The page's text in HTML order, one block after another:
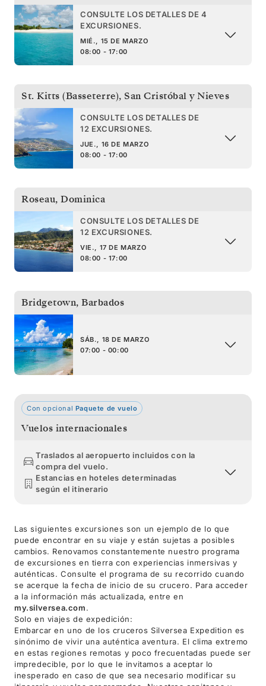
CONSULTE LOS DETALLES DE 4
EXCURSIONES.
MIÉ., 15 DE MARZO
08:00 - 17:00
St. Kitts (Basseterre), San Cristóbal y Nieves
CONSULTE LOS DETALLES DE
12 EXCURSIONES.
JUE., 16 DE MARZO
08:00 - 17:00
Roseau, Dominica
CONSULTE LOS DETALLES DE
12 EXCURSIONES.
VIE., 17 DE MARZO
08:00 - 17:00
Bridgetown, Barbados
SÁB., 18 DE MARZO
07:00 - 00:00
Con opcional Paquete de vuelo
Vuelos internacionales
Traslados al aeropuerto incluidos con la
compra del vuelo.
Estancias en hoteles determinadas
según el itinerario
Las siguientes excursiones son un ejemplo de lo que
puede encontrar en su viaje y están sujetas a posibles
cambios. Renovamos constantemente nuestro programa
de excursiones en tierra con experiencias inmersivas y
auténticas. Consulte el programa de su recorrido cuando
se acerque la fecha de inicio de su crucero. Para acceder
a la información más actualizada, entre en
my.silversea.com.
Solo en viajes de expedición:
Embarcar en uno de los cruceros Silversea Expedition es
sinónimo de vivir una auténtica aventura. El clima extremo
en estas regiones remotas y poco frecuentadas puede ser
impredecible, por lo que le invitamos a aceptar lo
inesperado en caso de que sea necesario modificar su